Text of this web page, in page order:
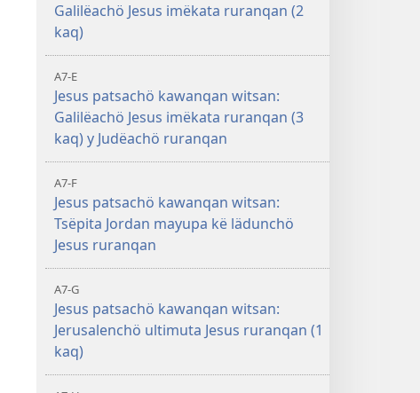
Galilëachö Jesus imëkata ruranqan (2
kaq)
A7-E
Jesus patsachö kawanqan witsan:
Galilëachö Jesus imëkata ruranqan (3
kaq) y Judëachö ruranqan
A7-F
Jesus patsachö kawanqan witsan:
Tsëpita Jordan mayupa kë lädunchö
Jesus ruranqan
A7-G
Jesus patsachö kawanqan witsan:
Jerusalenchö ultimuta Jesus ruranqan (1
kaq)